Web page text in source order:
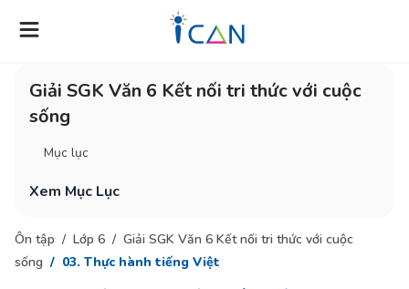
Giải SGK Văn 6 Kết nối tri thức với cuộc
sống
Mục lục
Xem Mục Lục
Ôn tập Lớp 6
Giải SGK Văn 6 Kết nối tri thức với cuộc
sống
03. Thực hành tiếng Việt